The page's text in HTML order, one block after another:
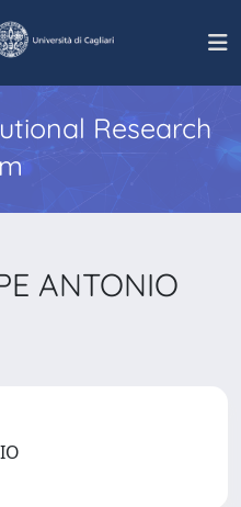
Research
ANTONIO